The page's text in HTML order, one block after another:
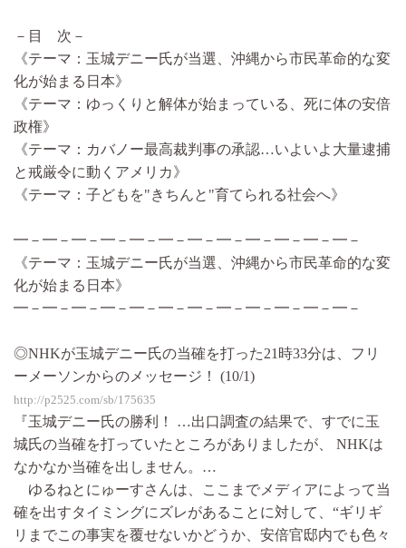
－目 次－
《テーマ：玉城デニー氏が当選、沖縄から市民革命的な変
化が始まる日本》
《テーマ：ゆっくりと解体が始まっている、死に体の安倍
政権》
《テーマ：カバノー最高裁判事の承認…いよいよ大量逮捕
と戒厳令に動くアメリカ》
《テーマ：子どもを"きちんと"育てられる社会へ》
━－━－━－━－━－━－━－━－━－━－━－━－
《テーマ：玉城デニー氏が当選、沖縄から市民革命的な変
化が始まる日本》
━－━－━－━－━－━－━－━－━－━－━－━－
◎NHKが玉城デニー氏の当確を打った21時33分は、フリ
ーメーソンからのメッセージ！ (10/1)
http://p2525.com/sb/175635
『玉城デニー氏の勝利！ …出口調査の結果で、すでに玉
城氏の当確を打っていたところがありましたが、 NHKは
なかなか当確を出しません。…
ゆるねとにゅーすさんは、ここまでメディアによって当
確を出すタイミングにズレがあることに対して、“ギリギ
リまでこの事実を覆せないかどうか、安倍官邸内でも色々